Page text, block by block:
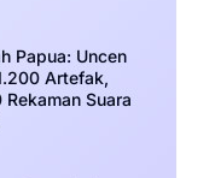
Papua: Uncen
Artefak,
Suara